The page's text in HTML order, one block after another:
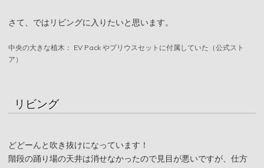
さて、ではリビングに入りたいと思います。
中央の大きな植木： EV Pack やプリウスセットに付属していた（公式スト
ア）
リビング
どどーんと吹き抜けになっています！
階段の踊り場の天井は消せなかったので見目が悪いですが、仕方